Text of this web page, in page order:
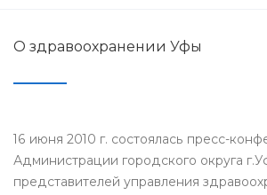
О здравоохранении Уфы
16 июня 2010 г. состоялась пресс-
Администрации городского округа
представителей управления